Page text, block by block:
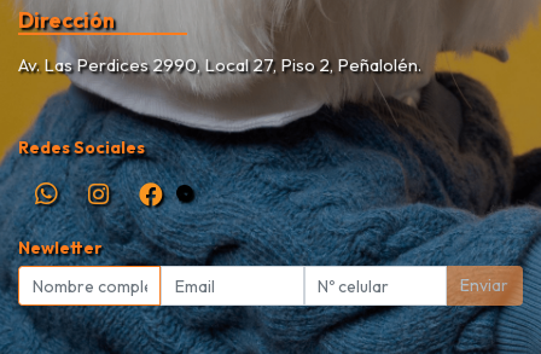
Dirección
Av. Las Perdices 2990, Local 27, Piso 2, Peñalolén.
Redes Sociales
Newletter
Enviar